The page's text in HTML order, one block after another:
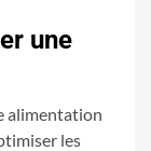
une
alimentation
les